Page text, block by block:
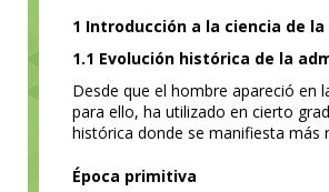
1 Introducción a la ciencia de
1.1 Evolución histórica de la
Desde que el hombre apareció en
para ello, ha utilizado en cierto
histórica donde se manifiesta
Época primitiva